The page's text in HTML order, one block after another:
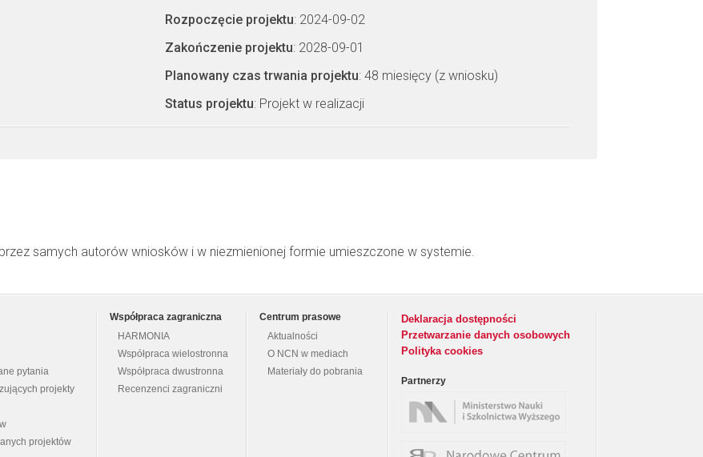
Rozpoczęcie projektu: 2024-09-02
Zakończenie projektu: 2028-09-01
Planowany czas trwania projektu: 48 miesięcy (z wniosku)
Status projektu: Projekt w realizacji
samych autorów wniosków i w niezmienionej formie umieszczone w systemie.
pytania
projekty
projektów
Współpraca zagraniczna
HARMONIA
Współpraca wielostronna
Współpraca dwustronna
Recenzenci zagraniczni
Centrum prasowe
Aktualności
O NCN w mediach
Materiały do pobrania
Deklaracja dostępności
Przetwarzanie danych osobowych
Polityka cookies
Partnerzy